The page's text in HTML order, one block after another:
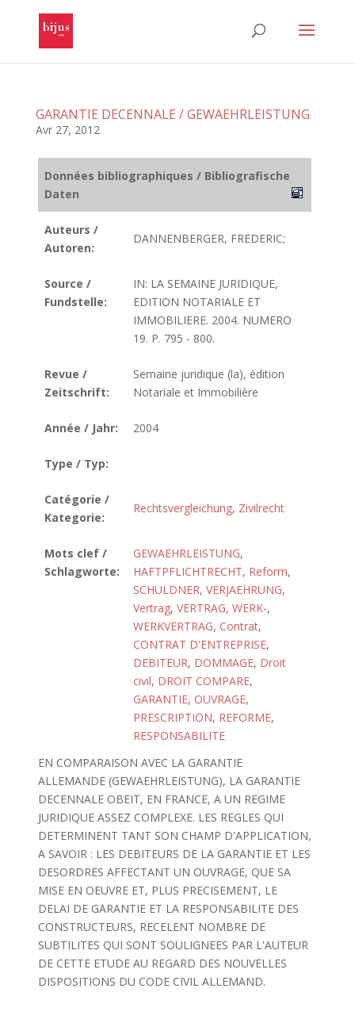
GARANTIE DECENNALE / GEWAEHRLEISTUNG
Avr 27, 2012
Données bibliographiques / Bibliografische
Daten
Auteurs /
Autoren:
DANNENBERGER, FREDERIC;
Source /
Fundstelle:
IN: LA SEMAINE JURIDIQUE,
EDITION NOTARIALE ET
IMMOBILIERE. 2004. NUMERO
19. P. 795 - 800.
Revue /
Zeitschrift:
Semaine juridique (la), édition
Notariale et Immobilière
Année / Jahr: 2004
Type / Typ:
Catégorie /
Kategorie:
Rechtsvergleichung, Zivilrecht
Mots clef /
Schlagworte:
GEWAEHRLEISTUNG,
HAFTPFLICHTRECHT, Reform,
SCHULDNER, VERJAEHRUNG,
Vertrag, VERTRAG, WERK-,
WERKVERTRAG, Contrat,
CONTRAT D'ENTREPRISE,
DEBITEUR, DOMMAGE, Droit
civil, DROIT COMPARE,
GARANTIE, OUVRAGE,
PRESCRIPTION, REFORME,
RESPONSABILITE
EN COMPARAISON AVEC LA GARANTIE
ALLEMANDE (GEWAEHRLEISTUNG), LA GARANTIE
DECENNALE OBEIT, EN FRANCE, A UN REGIME
JURIDIQUE ASSEZ COMPLEXE. LES REGLES QUI
DETERMINENT TANT SON CHAMP D'APPLICATION,
A SAVOIR : LES DEBITEURS DE LA GARANTIE ET LES
DESORDRES AFFECTANT UN OUVRAGE, QUE SA
MISE EN OEUVRE ET, PLUS PRECISEMENT, LE
DELAI DE GARANTIE ET LA RESPONSABILITE DES
CONSTRUCTEURS, RECELENT NOMBRE DE
SUBTILITES QUI SONT SOULIGNEES PAR L'AUTEUR
DE CETTE ETUDE AU REGARD DES NOUVELLES
DISPOSITIONS DU CODE CIVIL ALLEMAND.